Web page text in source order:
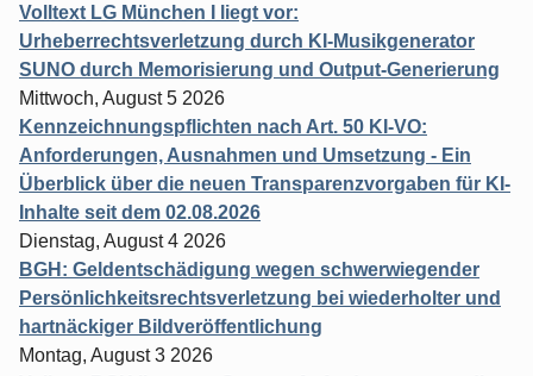
Volltext LG München I liegt vor:
Urheberrechtsverletzung durch KI-Musikgenerator
SUNO durch Memorisierung und Output-Generierung
Mittwoch, August 5 2026
Kennzeichnungspflichten nach Art. 50 KI-VO:
Anforderungen, Ausnahmen und Umsetzung - Ein
Überblick über die neuen Transparenzvorgaben für KI-
Inhalte seit dem 02.08.2026
Dienstag, August 4 2026
BGH: Geldentschädigung wegen schwerwiegender
Persönlichkeitsrechtsverletzung bei wiederholter und
hartnäckiger Bildveröffentlichung
Montag, August 3 2026